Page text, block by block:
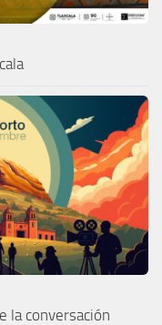
la conversación